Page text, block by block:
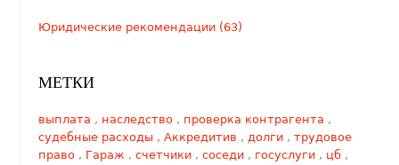
Юридические рекомендации (63)
МЕТКИ
выплата , наследство , проверка контрагента ,
судебные расходы ,Аккредитив ,долги ,трудовое
право , Гараж ,счетчики ,соседи , госуслуги , цб ,